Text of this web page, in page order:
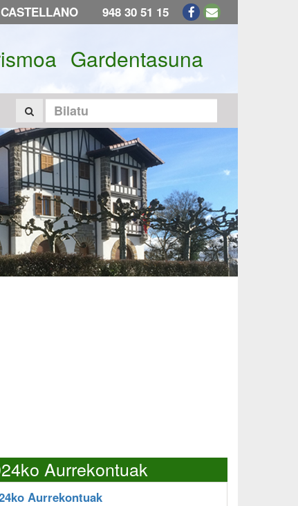
CASTELLANO 948 30 51 15
Gardentasuna
Aurrekontuak
Aurrekontuak